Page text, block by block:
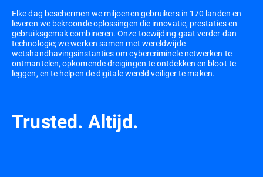
Elke dag beschermen we miljoenen gebruikers in 170 landen en
leveren we bekroonde oplossingen die innovatie, prestaties en
gebruiksgemak combineren. Onze toewijding gaat verder dan
technologie; we werken samen met wereldwijde
wetshandhavingsinstanties om cybercriminele netwerken te
ontmantelen, opkomende dreigingen te ontdekken en bloot te
leggen, en te helpen de digitale wereld veiliger te maken.
Trusted. Altijd.